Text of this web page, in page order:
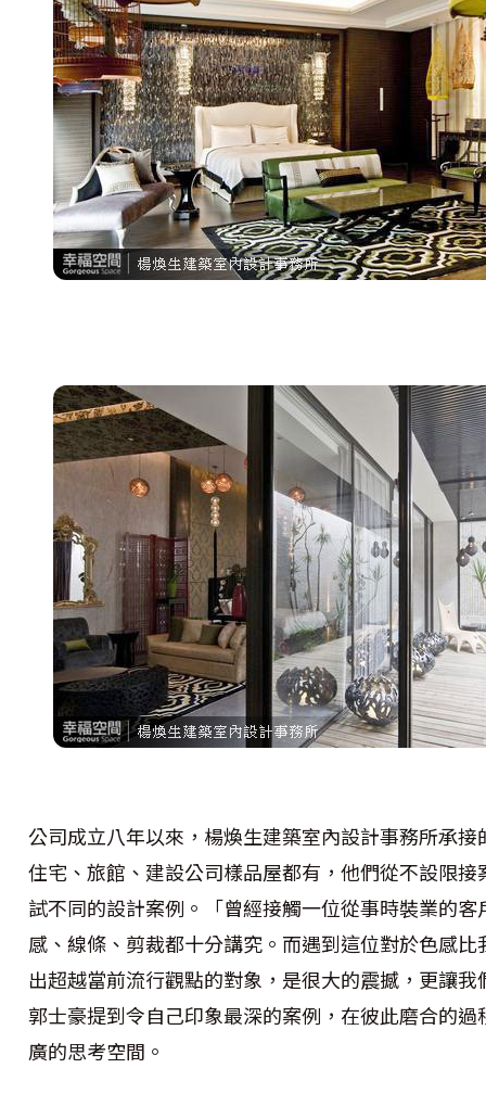
公司成立八年以來，楊煥生建築室內設計事務所承接
住宅、旅館、建設公司樣品屋都有，他們從不設限接
試不同的設計案例。「曾經接觸一位從事時裝業的客
感、線條、剪裁都十分講究。而遇到這位對於色感比
出超越當前流行觀點的對象，是很大的震撼，更讓我
郭士豪提到令自己印象最深的案例，在彼此磨合的過
廣的思考空間。